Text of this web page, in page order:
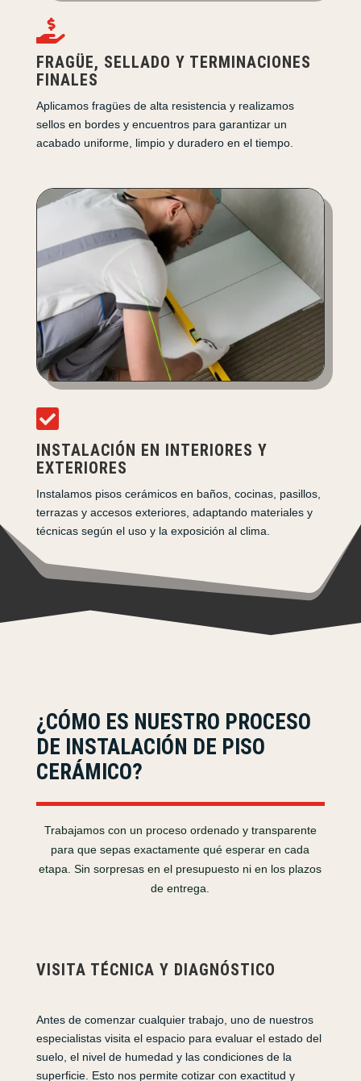

FRAGÜE, SELLADO Y TERMINACIONES
FINALES
Aplicamos fragües de alta resistencia y realizamos
sellos en bordes y encuentros para garantizar un
acabado uniforme, limpio y duradero en el tiempo.

INSTALACIÓN EN INTERIORES Y
EXTERIORES
Instalamos pisos cerámicos en baños, cocinas, pasillos,
terrazas y accesos exteriores, adaptando materiales y
técnicas según el uso y la exposición al clima.
¿CÓMO ES NUESTRO PROCESO
DE INSTALACIÓN DE PISO
CERÁMICO?
Trabajamos con un proceso ordenado y transparente
para que sepas exactamente qué esperar en cada
etapa. Sin sorpresas en el presupuesto ni en los plazos
de entrega.
VISITA TÉCNICA Y DIAGNÓSTICO
Antes de comenzar cualquier trabajo, uno de nuestros
especialistas visita el espacio para evaluar el estado del
suelo, el nivel de humedad y las condiciones de la
superficie. Esto nos permite cotizar con exactitud y